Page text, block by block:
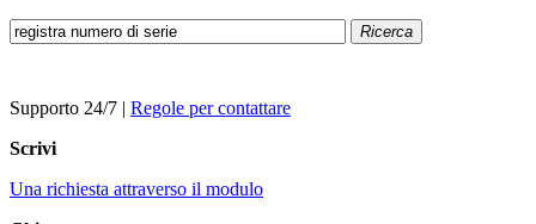
Ricerca
Supporto 24/7 | Regole per contattare
Scrivi
Una richiesta attraverso il modulo